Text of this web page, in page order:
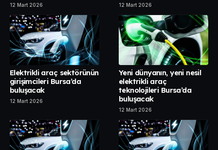
12 Mart 2026 12 Mart 2026
Elektrikli araç sektörünün
girişimcileri Bursa’da
buluşacak
12 Mart 2026
Yeni dünyanın, yeni nesil
elektrikli araç
teknolojileri Bursa’da
buluşacak
12 Mart 2026